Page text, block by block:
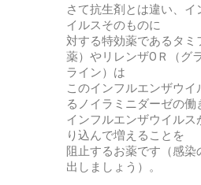
さて抗生剤とは違い、イ
イルスそのものに
対する特効薬であるタミ
薬）やリレンザOＲ（グ
ライン）は
このインフルエンザウイ
るノイラミニダーゼの働
インフルエンザウイルス
り込んで増えることを
阻止するお薬です（感染
出しましょう）。